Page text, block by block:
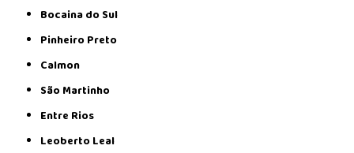
Bocaina do Sul
Pinheiro Preto
Calmon
São Martinho
Entre Rios
Leoberto Leal